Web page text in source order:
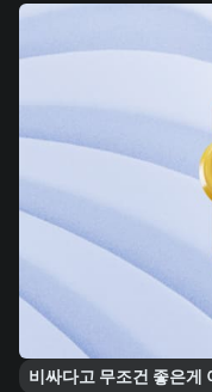
비싸다고 무조건 좋은게